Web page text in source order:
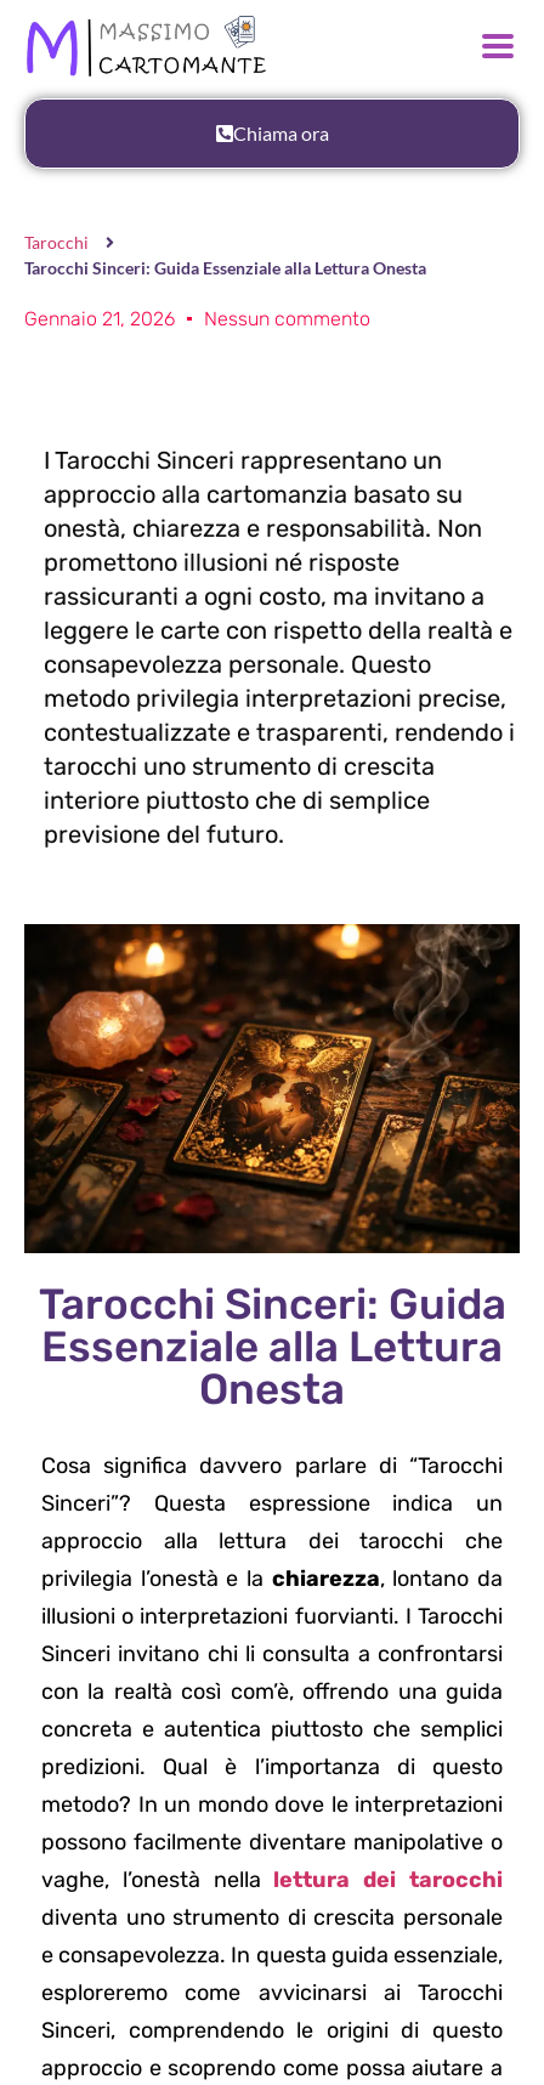
Chiama ora
Tarocchi
Tarocchi Sinceri: Guida Essenziale alla Lettura Onesta
Gennaio 21, 2026 Nessun commento
I Tarocchi Sinceri rappresentano un
approccio alla cartomanzia basato su
onestà, chiarezza e responsabilità. Non
promettono illusioni né risposte
rassicuranti a ogni costo, ma invitano a
leggere le carte con rispetto della realtà e
consapevolezza personale. Questo
metodo privilegia interpretazioni precise,
contestualizzate e trasparenti, rendendo i
tarocchi uno strumento di crescita
interiore piuttosto che di semplice
previsione del futuro.
Tarocchi Sinceri: Guida
Essenziale alla Lettura
Onesta
Cosa significa davvero parlare di “Tarocchi
Sinceri”? Questa espressione indica un
approccio alla lettura dei tarocchi che
privilegia l’onestà e la chiarezza, lontano da
illusioni o interpretazioni fuorvianti. I Tarocchi
Sinceri invitano chi li consulta a confrontarsi
con la realtà così com’è, offrendo una guida
concreta e autentica piuttosto che semplici
predizioni. Qual è l’importanza di questo
metodo? In un mondo dove le interpretazioni
possono facilmente diventare manipolative o
vaghe, l’onestà nella lettura dei tarocchi
diventa uno strumento di crescita personale
e consapevolezza. In questa guida essenziale,
esploreremo come avvicinarsi ai Tarocchi
Sinceri, comprendendo le origini di questo
approccio e scoprendo come possa aiutare a